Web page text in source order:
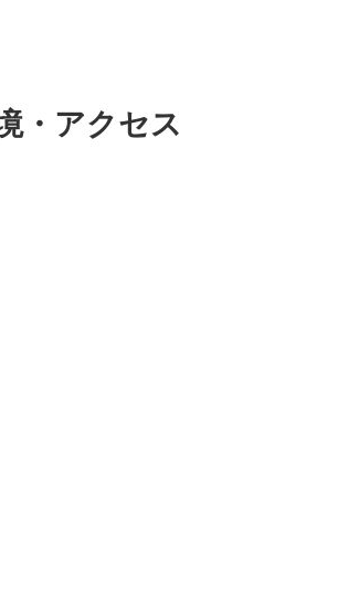
・アクセス